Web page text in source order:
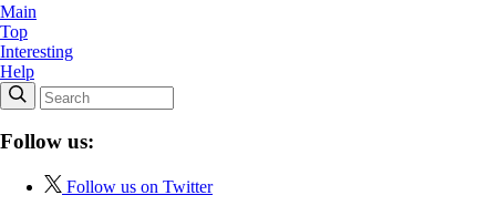
Main
Top
Interesting
Help
Follow us:
Follow us on Twitter